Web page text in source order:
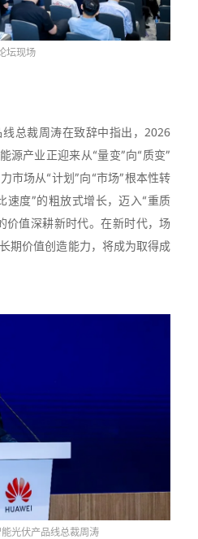
坛现场
总裁周涛在致辞中指出，2026
源产业正迎来从“量变”向“质变”
市场从“计划”向“市场”根本性转
速度”的粗放式增长，迈入“重质
价值深耕新时代。在新时代，场
期价值创造能力，将成为取得成
光伏产品线总裁周涛